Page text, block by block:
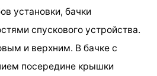
установки, бачки
спускового устройства.
и верхним. В бачке с
посередине крышки